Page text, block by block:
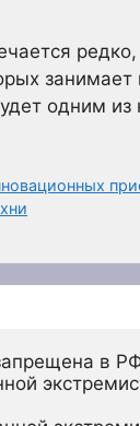
редко,
одним из
в